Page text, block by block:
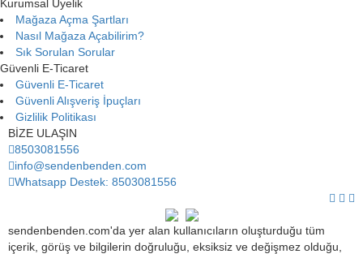
Kurumsal Üyelik
Mağaza Açma Şartları
Nasıl Mağaza Açabilirim?
Sık Sorulan Sorular
Güvenli E-Ticaret
Güvenli E-Ticaret
Güvenli Alışveriş İpuçları
Gizlilik Politikası
BİZE ULAŞIN
8503081556
info@sendenbenden.com
Whatsapp Destek: 8503081556
sendenbenden.com'da yer alan kullanıcıların oluşturduğu tüm
içerik, görüş ve bilgilerin doğruluğu, eksiksiz ve değişmez olduğu,